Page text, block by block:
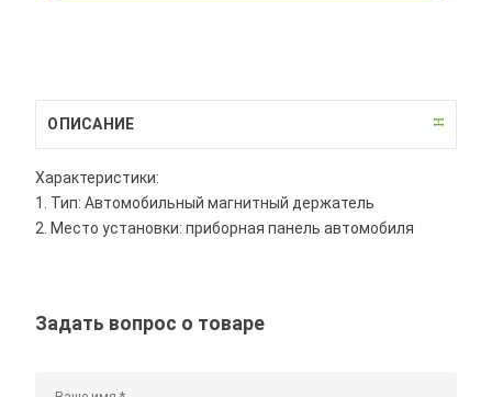
ОПИСАНИЕ
Характеристики:
1. Тип: Автомобильный магнитный держатель
2. Место установки: приборная панель автомобиля
Задать вопрос о товаре